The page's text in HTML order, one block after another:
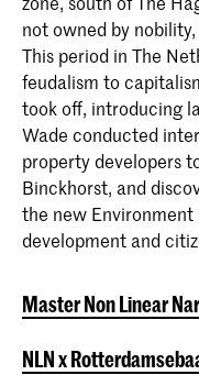
NLN x
Degrees of
Master Non
Non Linear
durende
journalistieke en
experimentele,
om de vertaalslag
beeldende kunst.
not owned by
This period in The
feudalism to
took off, introducing
Wade conducted
property developers
Binckhorst, and
the new
development and
Master Non Linear
NLN x